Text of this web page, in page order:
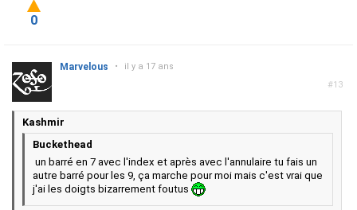
0
#13
Marvelous • il y a 17 ans
Kashmir
Buckethead
un barré en 7 avec l'index et après avec l'annulaire tu fais un
autre barré pour les 9, ça marche pour moi mais c'est vrai que
j'ai les doigts bizarrement foutus